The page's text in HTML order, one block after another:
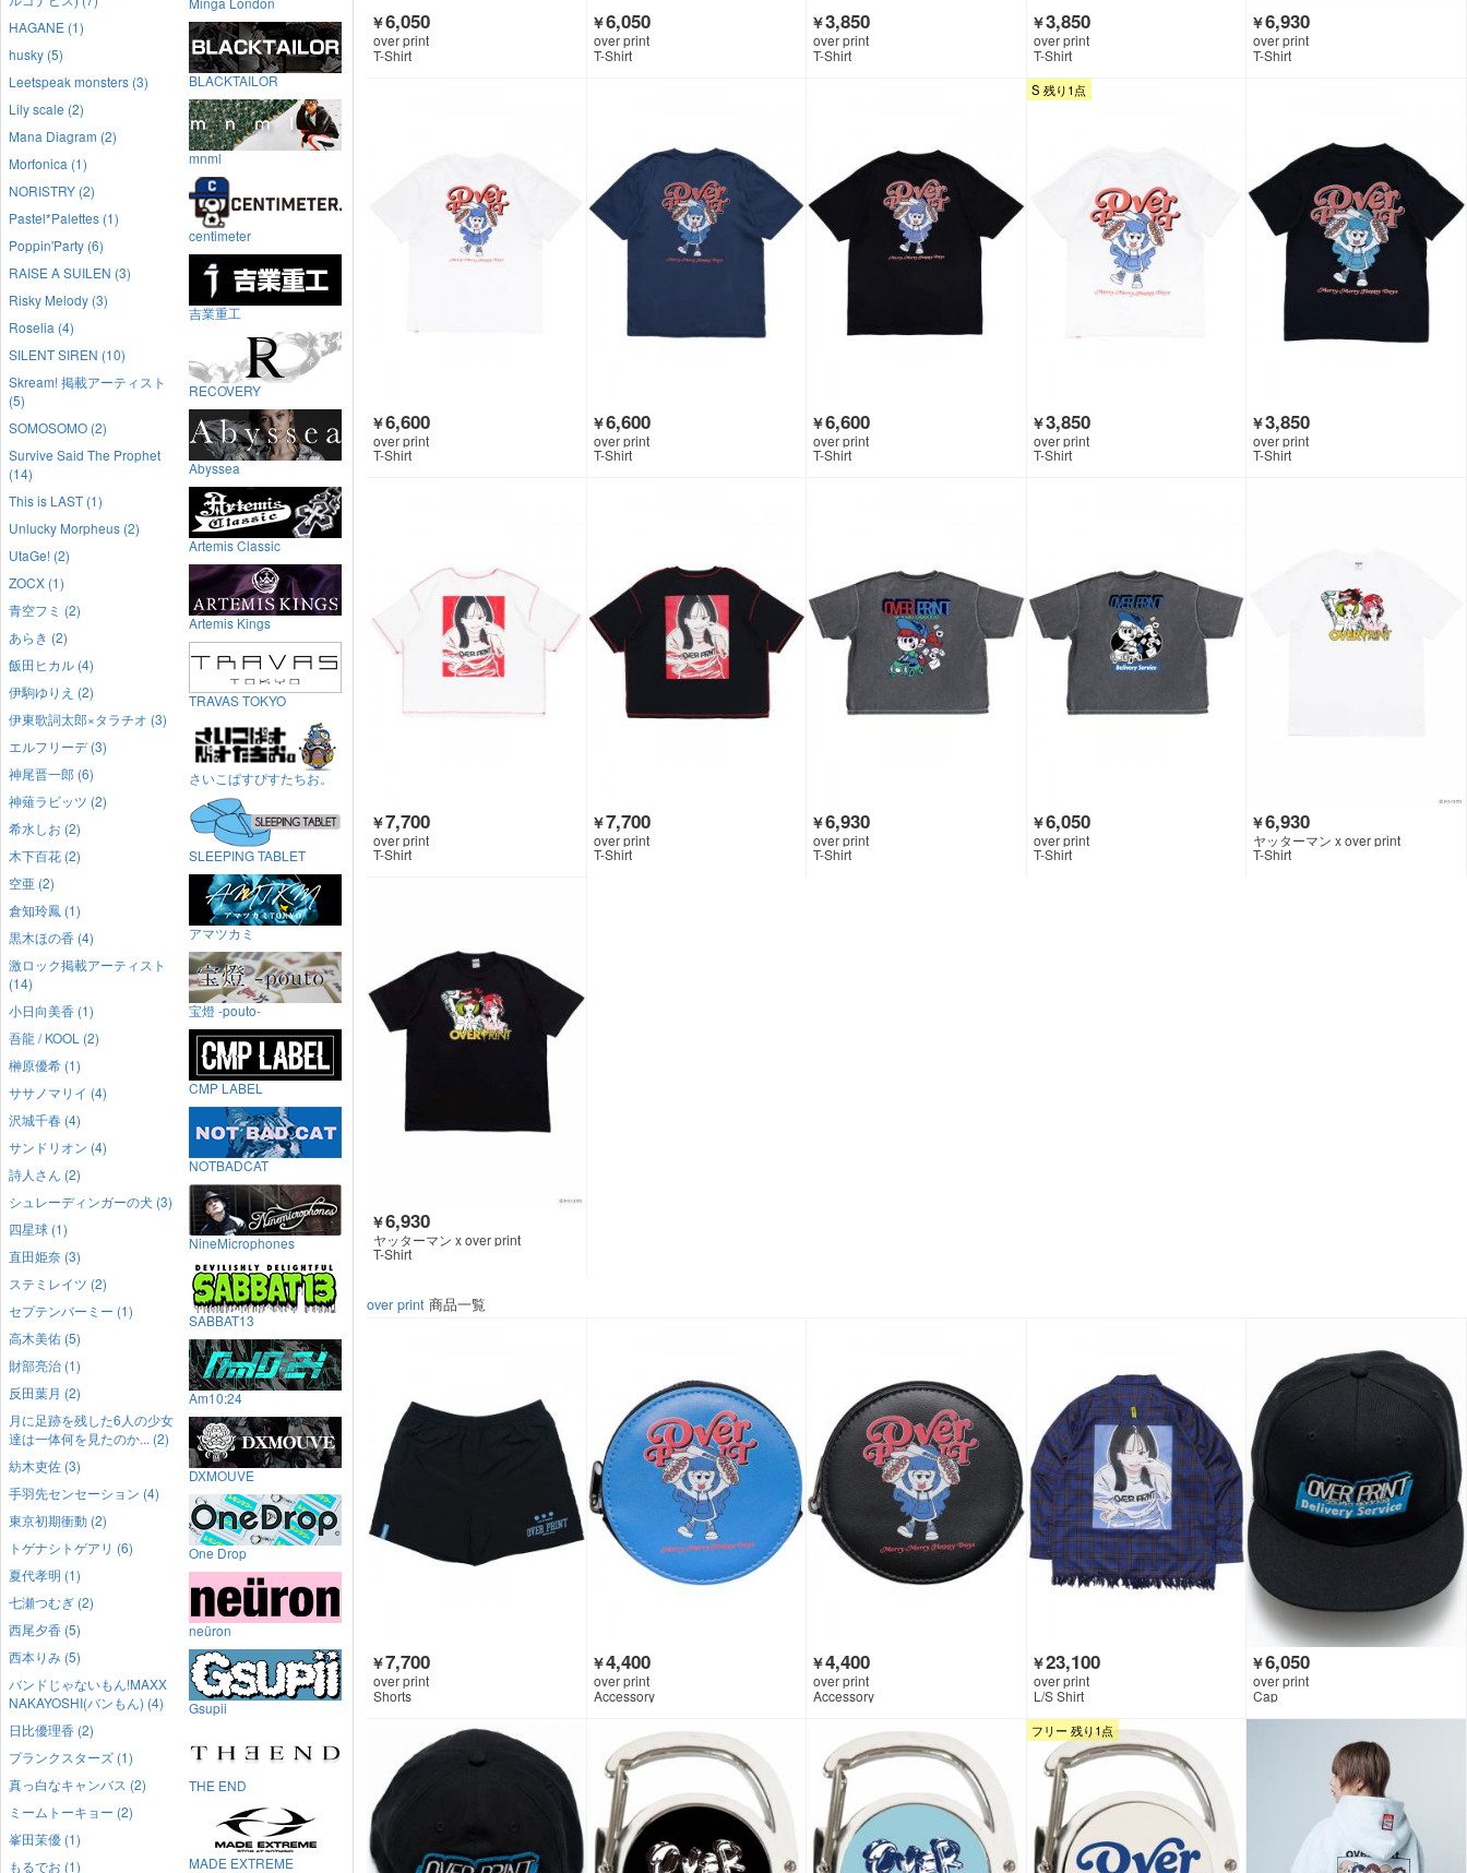
￥6,050
over print
T-Shirt
￥6,050
over print
T-Shirt
￥3,850
over print
T-Shirt
￥3,850
over print
T-Shirt
￥6,930
over print
T-Shirt
￥6,600
over print
T-Shirt
￥6,600
over print
T-Shirt
￥6,600
over print
T-Shirt
S 残り1点
￥3,850
over print
T-Shirt
￥3,850
over print
T-Shirt
￥7,700
over print
T-Shirt
￥7,700
over print
T-Shirt
￥6,930
over print
T-Shirt
￥6,050
over print
T-Shirt
￥6,930
ヤッターマン x over print
T-Shirt
￥6,930
ヤッターマン x over print
T-Shirt
over print 商品一覧
￥7,700
over print
Shorts
￥4,400
over print
Accessory
￥4,400
over print
Accessory
￥23,100
over print
L/S Shirt
￥6,050
over print
Cap
フリー 残り1点
HAGANE (1)
husky (5)
Leetspeak monsters (3)
Lily scale (2)
Mana Diagram (2)
Morfonica (1)
NORISTRY (2)
Pastel*Palettes (1)
Poppin'Party (6)
RAISE A SUILEN (3)
Risky Melody (3)
Roselia (4)
SILENT SIREN (10)
Skream! 掲載アーティスト
(5)
SOMOSOMO (2)
Survive Said The Prophet
(14)
This is LAST (1)
Unlucky Morpheus (2)
UtaGe! (2)
ZOCX (1)
青空フミ (2)
あらき (2)
飯田ヒカル (4)
伊駒ゆりえ (2)
伊東歌詞太郎×タラチオ (3)
エルフリーデ (3)
神尾晋一郎 (6)
神薙ラビッツ (2)
希水しお (2)
木下百花 (2)
空亜 (2)
倉知玲鳳 (1)
黒木ほの香 (4)
激ロック掲載アーティスト
(14)
小日向美香 (1)
吾龍 / KOOL (2)
榊原優希 (1)
ササノマリイ (4)
沢城千春 (4)
サンドリオン (4)
詩人さん (2)
シュレーディンガーの犬 (3)
四星球 (1)
直田姫奈 (3)
ステミレイツ (2)
セプテンバーミー (1)
高木美佑 (5)
財部亮治 (1)
反田葉月 (2)
月に足跡を残した6人の少女
達は一体何を見たのか... (2)
紡木吏佐 (3)
手羽先センセーション (4)
東京初期衝動 (2)
トゲナシトゲアリ (6)
夏代孝明 (1)
七瀬つむぎ (2)
西尾夕香 (5)
西本りみ (5)
バンドじゃないもん!MAXX
NAKAYOSHI(バンもん) (4)
日比優理香 (2)
プランクスターズ (1)
真っ白なキャンバス (2)
ミームトーキョー (2)
峯田茉優 (1)
もるでお (1)
BLACKTAILOR
mnml
centimeter
吉業重工
RECOVERY
Abyssea
Artemis Classic
Artemis Kings
TRAVAS TOKYO
さいこぱすぴすたちお。
SLEEPING TABLET
アマツカミ
宝燈 -pouto-
CMP LABEL
NOTBADCAT
NineMicrophones
SABBAT13
Am10:24
DXMOUVE
One Drop
neüron
Gsupii
THE END
MADE EXTREME